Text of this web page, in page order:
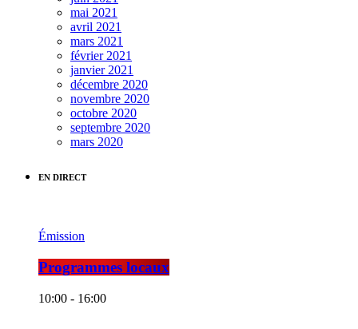
mai 2021
avril 2021
mars 2021
février 2021
janvier 2021
décembre 2020
novembre 2020
octobre 2020
septembre 2020
mars 2020
EN DIRECT
Émission
Programmes locaux
10:00 - 16:00